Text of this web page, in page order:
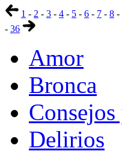
1 - 2 - 3 - 4 - 5 - 6 - 7 - 8 -
- 36
Amor
Bronca
Delirios